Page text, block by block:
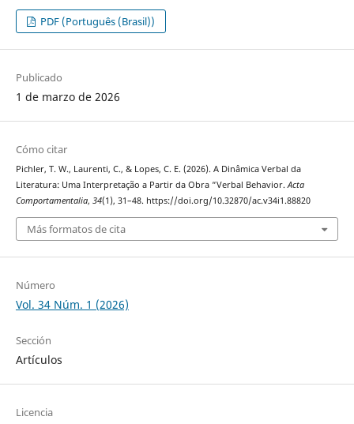
PDF (Português (Brasil))
Publicado
1 de marzo de 2026
Cómo citar
Pichler, T. W., Laurenti, C., & Lopes, C. E. (2026). A Dinâmica Verbal da
Literatura: Uma Interpretação a Partir da Obra “Verbal Behavior.Acta
Comportamentalia, 34(1), 31–48. https://doi.org/10.32870/ac.v34i1.88820
Más formatos de cita
Número
Vol. 34 Núm. 1 (2026)
Sección
Artículos
Licencia